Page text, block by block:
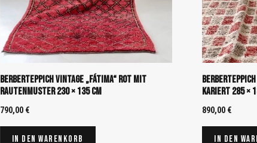
Berberteppich Vintage „Fátima“ Rot mit
Rautenmuster 230 × 135 cm
790,00 €
In den Warenkorb
Berberteppich
kariert 285 ×
890,00 €
In den